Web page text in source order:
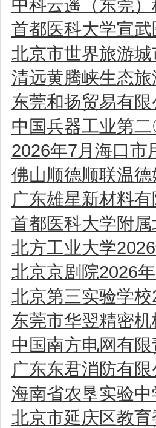
中科云遥（东莞
首都医科大学宣
北京市世界旅游
清远黄腾峡生态
东莞和扬贸易有
中国兵器工业第
2026年7月海口市
佛山顺德顺联温
广东雄星新材料
首都医科大学附
北方工业大学
北京京剧院2026
北京第三实验学
东莞市华翌精密
中国南方电网有
广东东君消防有
海南省农垦实验
北京市延庆区教